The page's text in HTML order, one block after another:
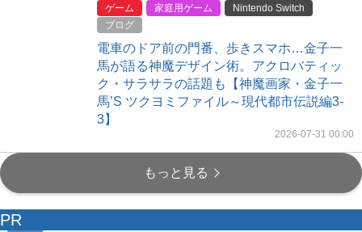
ゲーム 家庭用ゲーム
Nintendo Switch
ブログ
電車のドア前の門番、歩きスマホ…金子一
馬が語る神魔デザイン術。アクロバティッ
ク・サラサラの話題も【神魔画家・金子一
馬’S ツクヨミファイル～現代都市伝説編3-
3】
2026-07-31 00:00
もっと見る
PR